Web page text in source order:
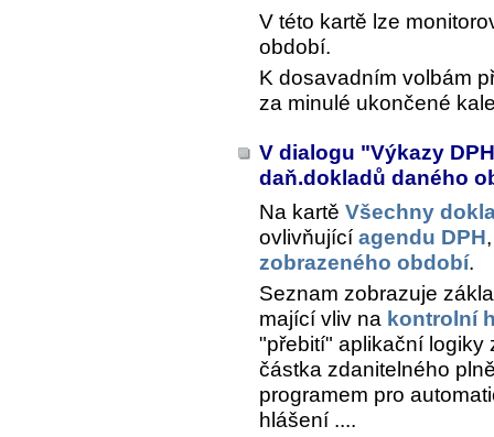
V této kartě lze
období.
K dosavadním volbám
za minulé ukončené
V dialogu "Výkazy
daň.dokladů daného
Na kartě Všechny
ovlivňující agendu DPH
zobrazeného období.
Seznam zobrazuje
mající vliv na kontrolní
"přebití" aplikační logiky
částka zdanitelného
programem pro
hlášení ....